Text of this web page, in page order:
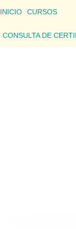
INICIO CURSOS
CONSULTA DE